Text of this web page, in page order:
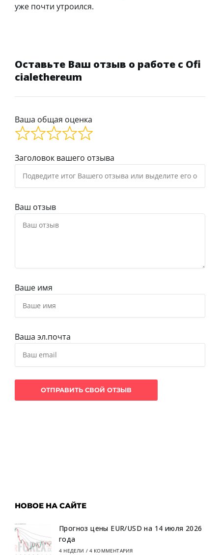
уже почти утроился.
Оставьте Ваш отзыв о работе с Ofi
cialethereum
Ваша общая оценка
Заголовок вашего отзыва
Ваш отзыв
Ваше имя
Ваша эл.почта
НОВОЕ НА САЙТЕ
Прогноз цены EUR/USD на 14 июля 2026
года
4 НЕДЕЛИ / 4 КОММЕНТАРИЯ